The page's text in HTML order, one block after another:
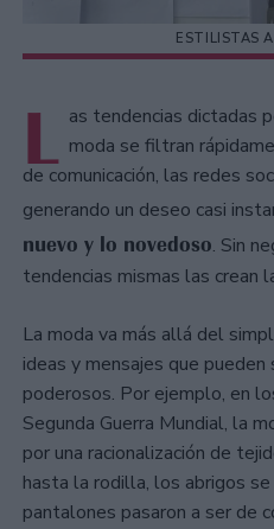
ESTILISTAS
L as tendencias dictadas
moda se filtran
de comunicación, las redes
generando un deseo casi
nuevo y lo novedoso. Sin
tendencias mismas las crean
La moda va más allá del
ideas y mensajes que
poderosos. Por ejemplo, en
Segunda Guerra Mundial, la
por una racionalización de
hasta la rodilla, los abrigos
pantalones pasaron a ser de